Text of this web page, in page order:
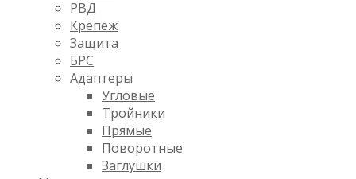
РВД
Крепеж
Защита
БРС
Адаптеры
Угловые
Тройники
Прямые
Поворотные
Заглушки